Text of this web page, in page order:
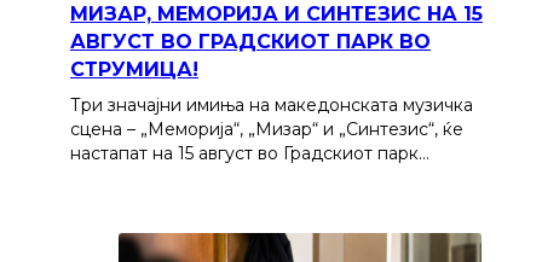
МИЗАР, МЕМОРИЈА И СИНТЕЗИС НА 15
АВГУСТ ВО ГРАДСКИОТ ПАРК ВО
СТРУМИЦА!
Три значајни имиња на македонската музичка
сцена – „Меморија“, „Мизар“ и „Синтезис“, ќе
настапат на 15 август во Градскиот парк…